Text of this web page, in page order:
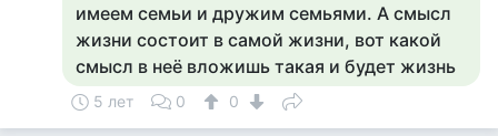
имеем семьи и дружим семьями. А смысл
жизни состоит в самой жизни, вот какой
смысл в неё вложишь такая и будет жизнь
5 лет 0 0